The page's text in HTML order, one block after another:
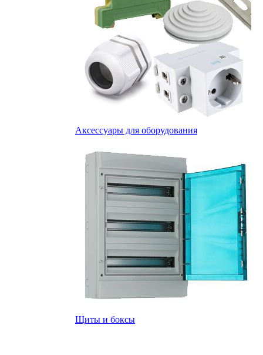
Аксессуары для оборудования
Щиты и боксы